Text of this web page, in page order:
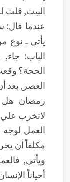
البيت, قلت
عندما
يأتي ـ نوع
الباب:
الحجة؟
العصر, بعد
رمضان هل
لاتخرب
العمل لوجه
مكلفاً أن
ويأتي,
أحياناً